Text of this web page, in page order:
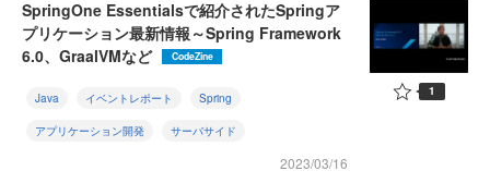
SpringOne Essentialsで紹介されたSpringア
プリケーション最新情報～Spring Framework
6.0、GraalVMなど
CodeZine
Java イベントレポート Spring
アプリケーション開発 サーバサイド
2023/03/16
1